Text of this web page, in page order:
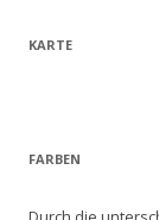
KARTE
FARBEN